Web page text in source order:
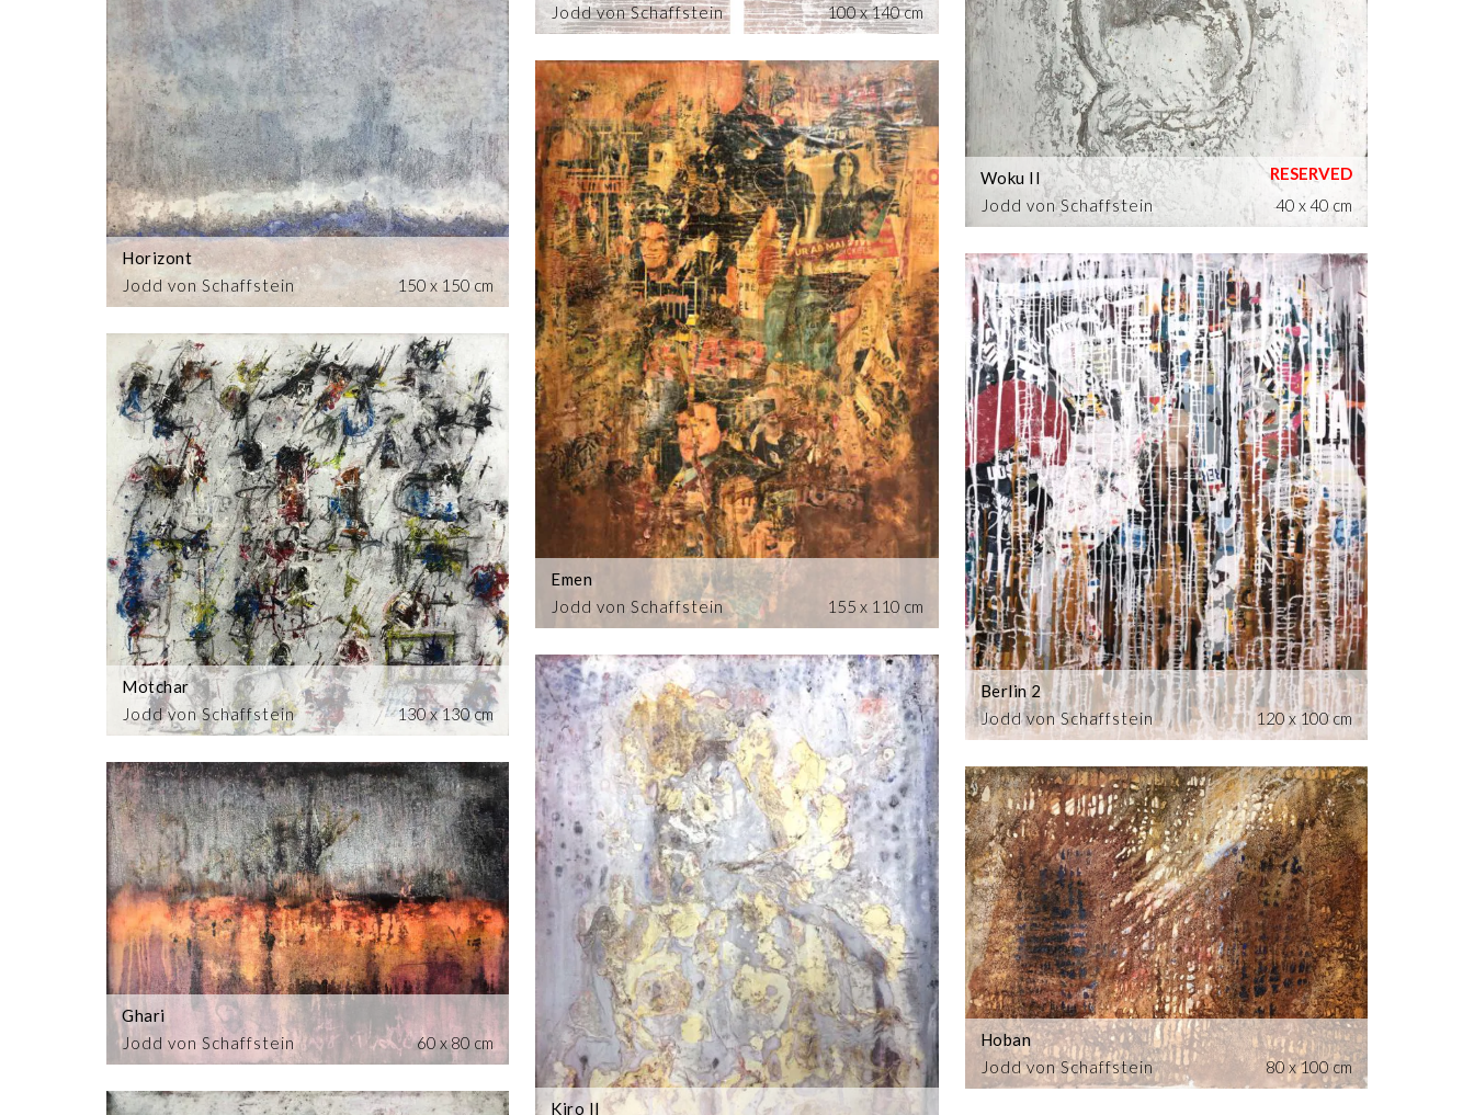
Jodd von Schaffstein
Horizont
150 x 150 cm
Jodd von Schaffstein
Motchar
130 x 130 cm
Jodd von Schaffstein
Ghari
60 x 80 cm
Jodd von Schaffstein
100 x 140 cm
Jodd von Schaffstein
Emen
155 x 110 cm
Kiro II
Jodd von Schaffstein
Woku II
40 x 40 cm
Jodd von Schaffstein
Berlin 2
120 x 100 cm
Jodd von Schaffstein
Hoban
80 x 100 cm